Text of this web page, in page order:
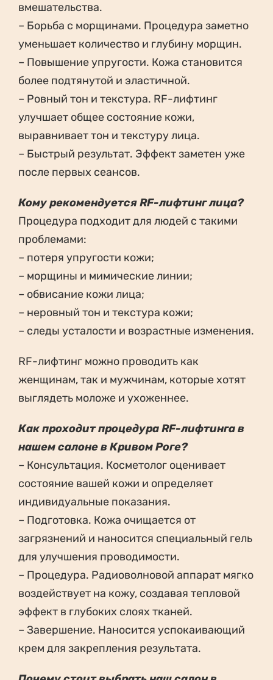
вмешательства.
– Борьба с морщинами. Процедура заметно
уменьшает количество и глубину морщин.
– Повышение упругости. Кожа становится
более подтянутой и эластичной.
– Ровный тон и текстура. RF-лифтинг
улучшает общее состояние кожи,
выравнивает тон и текстуру лица.
– Быстрый результат. Эффект заметен уже
после первых сеансов.
Кому рекомендуется RF-лифтинг лица?
Процедура подходит для людей с такими
проблемами:
– потеря упругости кожи;
– морщины и мимические линии;
– обвисание кожи лица;
– неровный тон и текстура кожи;
– следы усталости и возрастные изменения.
RF-лифтинг можно проводить как
женщинам, так и мужчинам, которые хотят
выглядеть моложе и ухоженнее.
Как проходит процедура RF-лифтинга в
нашем салоне в Кривом Роге?
– Консультация. Косметолог оценивает
состояние вашей кожи и определяет
индивидуальные показания.
– Подготовка. Кожа очищается от
загрязнений и наносится специальный гель
для улучшения проводимости.
– Процедура. Радиоволновой аппарат мягко
воздействует на кожу, создавая тепловой
эффект в глубоких слоях тканей.
– Завершение. Наносится успокаивающий
крем для закрепления результата.